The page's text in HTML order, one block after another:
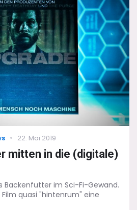
Posted
on
22. Mai 2019
mitten in die (digitale)
Backenfutter im Sci-Fi-Gewand.
quasi "hintenrum" eine